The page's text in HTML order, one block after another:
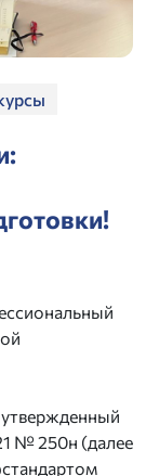
№ 250н (далее